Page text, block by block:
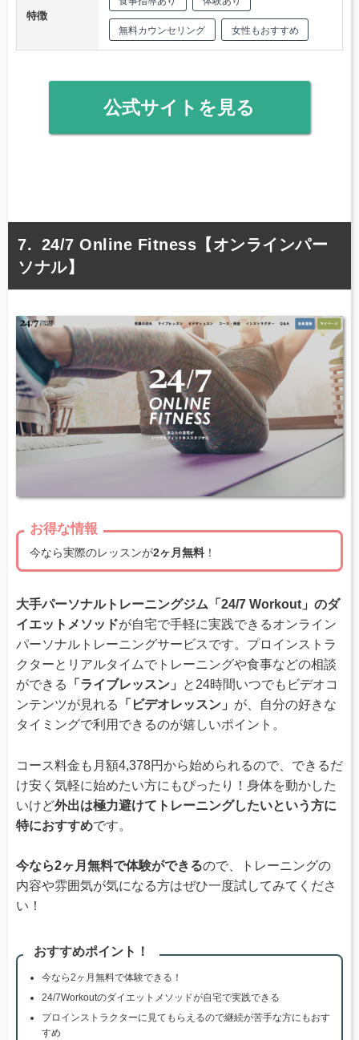
特徴
無料カウンセリング 女性もおすすめ
公式サイトを見る
24/7 Online Fitness【オンラインパー
ソナル】
お得な情報
今なら実際のレッスンが2ヶ月無料 ！
大手パーソナルトレーニングジム「24/7 Workout」のダ
イエットメソッドが自宅で手軽に実践できるオンライン
パーソナルトレーニングサービスです。プロインストラ
クターとリアルタイムでトレーニングや食事などの相談
ができる
「ライブレッスン」
と24時間いつでもビデオコ
ンテンツが見れる
「ビデオレッスン」 が、自分の好きな
タイミングで利用できるのが嬉しいポイント。
コース料金も月額4,378円から始められるので、できるだ
け安く気軽に始めたい方にもぴったり！身体を動かした
いけど外出は極力避けてトレーニングしたいという方に
特におすすめです。
今なら2ヶ月無料で体験ができるので、トレーニングの
内容や雰囲気が気になる方はぜひ一度試してみてくださ
い！
おすすめポイント！
今なら2ヶ月無料で体験できる！
24/7Workoutのダイエットメソッドが自宅で実践できる
プロインストラクターに見てもらえるので継続が苦手な方にもおす
すめ